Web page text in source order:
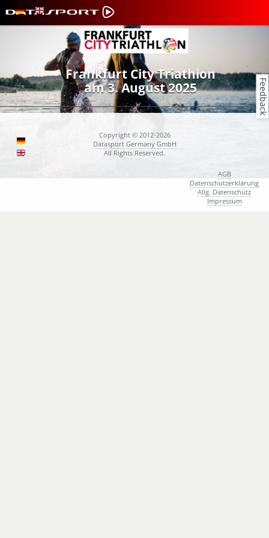
Frankfurt City Triathlon
am 3. August 2025
Copyright © 2012-2026
Datasport Germany GmbH
All Rights Reserved.
AGB
Datenschutzerklärung
Allg. Datenschutz
Impressum
Feedback